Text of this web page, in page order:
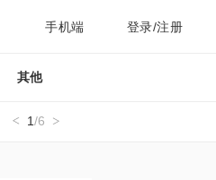
手机端 登录/注册
其他
1/6